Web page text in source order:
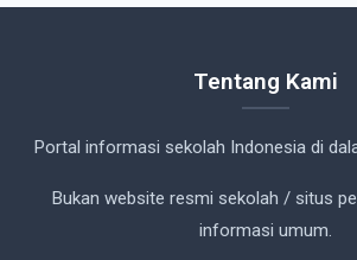
Tentang Kami
Portal informasi sekolah Indonesia di
Bukan website resmi sekolah / situs
informasi umum.